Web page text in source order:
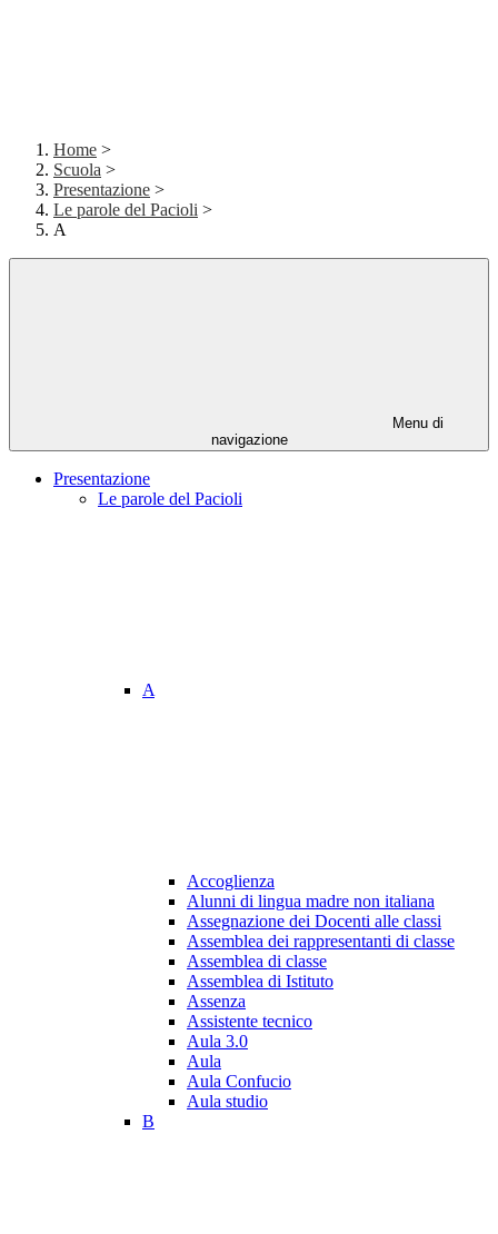
Home >
Scuola >
Presentazione >
Le parole del Pacioli >
A
Menu di
navigazione
Presentazione
Le parole del Pacioli
A
Accoglienza
Alunni di lingua madre non italiana
Assegnazione dei Docenti alle classi
Assemblea dei rappresentanti di classe
Assemblea di classe
Assemblea di Istituto
Assenza
Assistente tecnico
Aula 3.0
Aula
Aula Confucio
Aula studio
B